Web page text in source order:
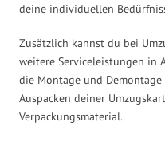
deine individuellen
Zusätzlich kannst du bei
weitere Serviceleistungen in
die Montage und
Auspacken deiner
Verpackungsmaterial.